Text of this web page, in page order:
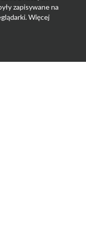
zapisywane na
Więcej